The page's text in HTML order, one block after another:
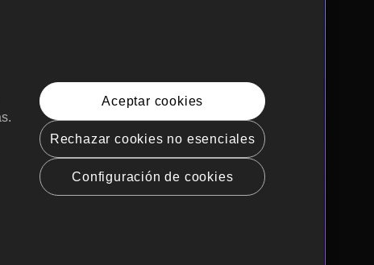
Aceptar cookies
Rechazar cookies no esenciales
Configuración de cookies